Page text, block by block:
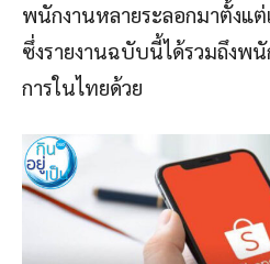
พนักงานหลายระลอกมาตั้งแ
ซึ่งรายงานฉบับนี้ได้รวมถึงพ
การในไทยด้วย